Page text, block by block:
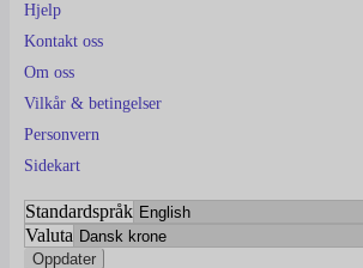
Hjelp
Kontakt oss
Om oss
Vilkår & betingelser
Personvern
Sidekart
Standardspråk
Valuta